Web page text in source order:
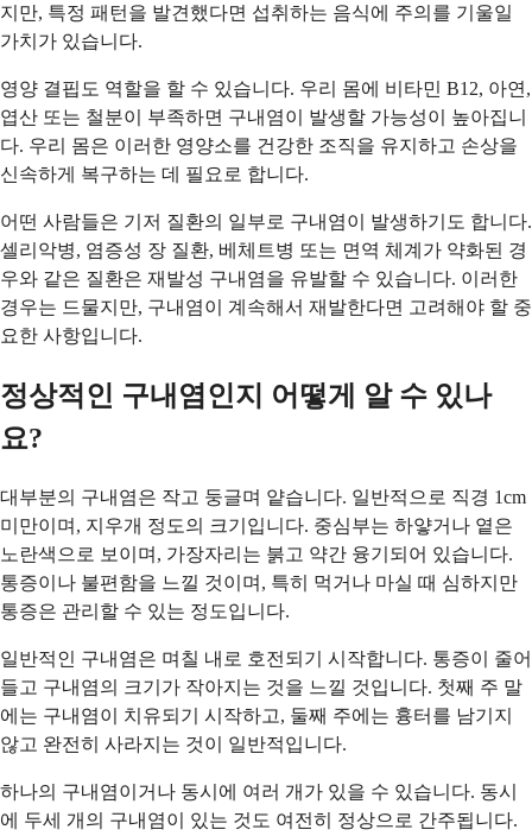
지만, 특정 패턴을 발견했다면 섭취하는 음식에 주의를 기울일
가치가 있습니다.
영양 결핍도 역할을 할 수 있습니다. 우리 몸에 비타민 B12, 아연,
엽산 또는 철분이 부족하면 구내염이 발생할 가능성이 높아집니
다. 우리 몸은 이러한 영양소를 건강한 조직을 유지하고 손상을
신속하게 복구하는 데 필요로 합니다.
어떤 사람들은 기저 질환의 일부로 구내염이 발생하기도 합니다.
셀리악병, 염증성 장 질환, 베체트병 또는 면역 체계가 약화된 경
우와 같은 질환은 재발성 구내염을 유발할 수 있습니다. 이러한
경우는 드물지만, 구내염이 계속해서 재발한다면 고려해야 할 중
요한 사항입니다.
정상적인 구내염인지 어떻게 알 수 있나
요?
대부분의 구내염은 작고 둥글며 얕습니다. 일반적으로 직경 1cm
미만이며, 지우개 정도의 크기입니다. 중심부는 하얗거나 옅은
노란색으로 보이며, 가장자리는 붉고 약간 융기되어 있습니다.
통증이나 불편함을 느낄 것이며, 특히 먹거나 마실 때 심하지만
통증은 관리할 수 있는 정도입니다.
일반적인 구내염은 며칠 내로 호전되기 시작합니다. 통증이 줄어
들고 구내염의 크기가 작아지는 것을 느낄 것입니다. 첫째 주 말
에는 구내염이 치유되기 시작하고, 둘째 주에는 흉터를 남기지
않고 완전히 사라지는 것이 일반적입니다.
하나의 구내염이거나 동시에 여러 개가 있을 수 있습니다. 동시
에 두세 개의 구내염이 있는 것도 여전히 정상으로 간주됩니다.